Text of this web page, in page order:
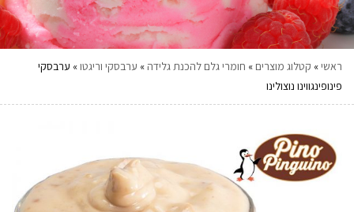
ראשי» קטלוג מוצרים » חומרי גלם להכנת גלידה » ערבסקי וריגטו» ערבסקי
פינופינגווינו נוצולינו